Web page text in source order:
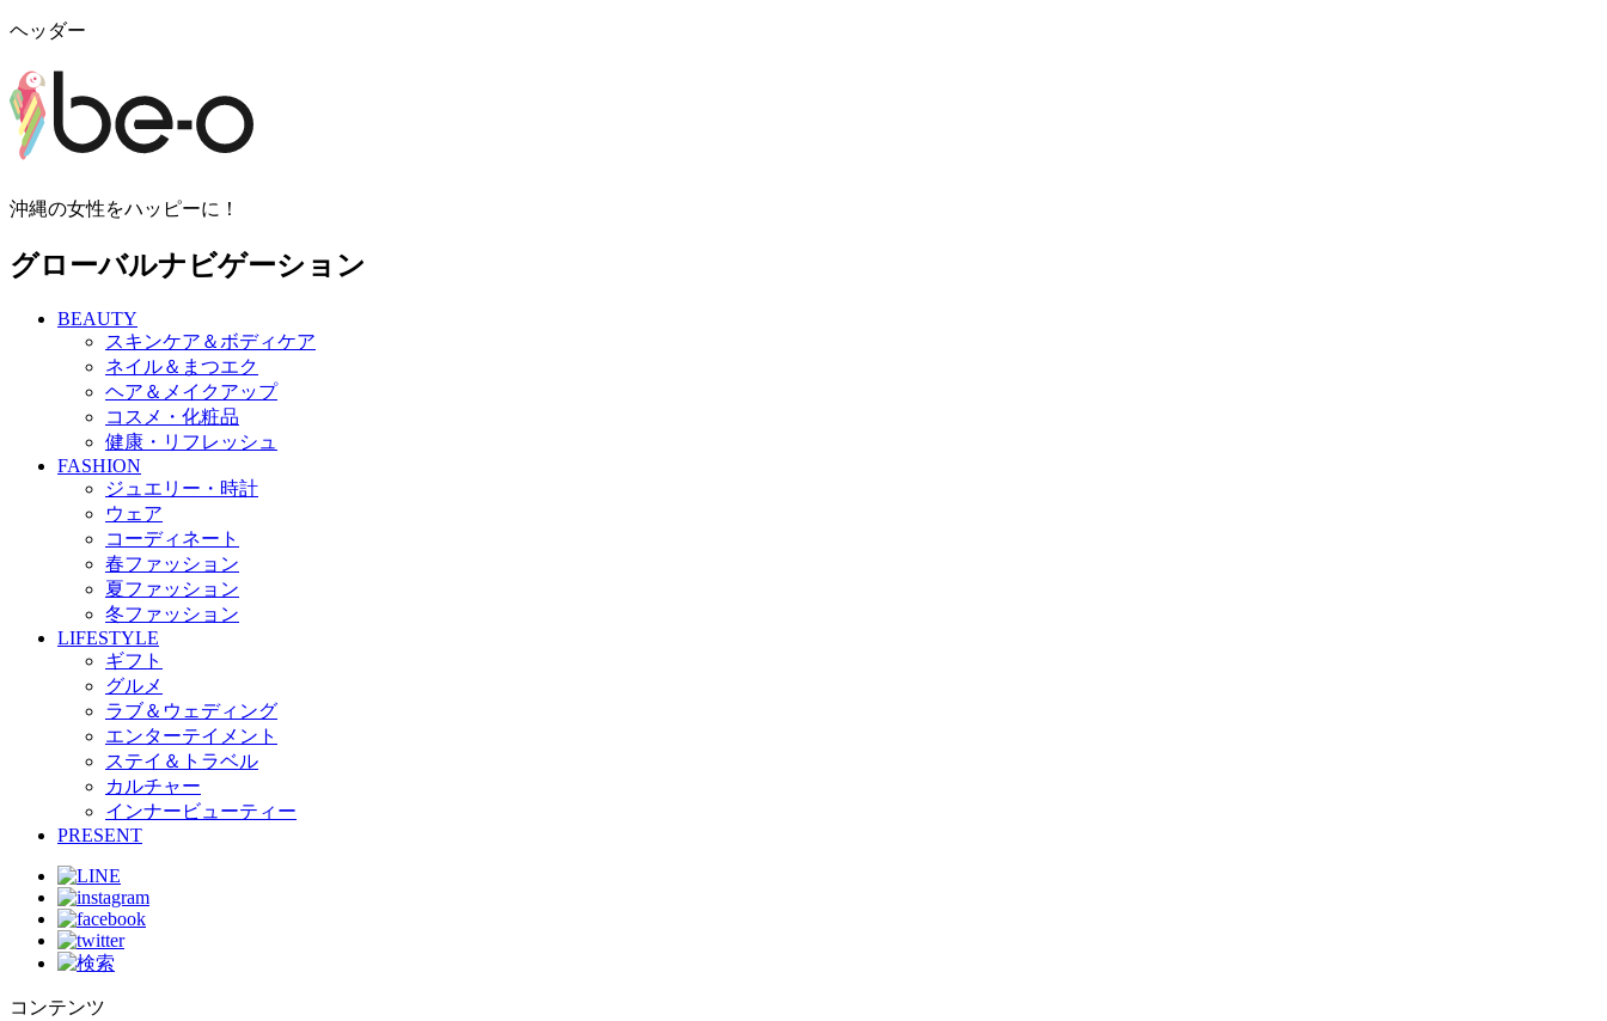
ヘッダー
沖縄の女性をハッピーに！
グローバルナビゲーション
BEAUTY
スキンケア＆ボディケア
ネイル＆まつエク
ヘア＆メイクアップ
コスメ・化粧品
健康・リフレッシュ
FASHION
ジュエリー・時計
ウェア
コーディネート
春ファッション
夏ファッション
冬ファッション
LIFESTYLE
ギフト
グルメ
ラブ＆ウェディング
エンターテイメント
ステイ＆トラベル
カルチャー
インナービューティー
PRESENT
コンテンツ